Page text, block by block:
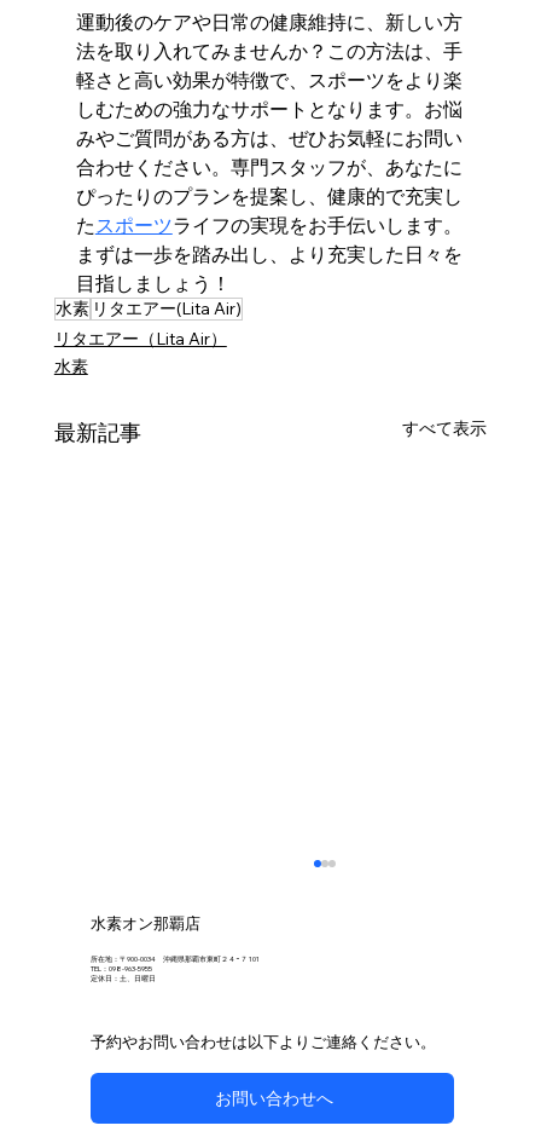
水素オン那覇店
所在地：〒900-0034 沖縄県那覇市東町２４−７ 101
TEL：098-963-5955
定休日：土、日曜日
予約やお問い合わせは以下よりご連絡ください。
お問い合わせへ
運動後のケアや日常の健康維持に、新しい方
法を取り入れてみませんか？この方法は、手
軽さと高い効果が特徴で、スポーツをより楽
しむための強力なサポートとなります。お悩
みやご質問がある方は、ぜひお気軽にお問い
合わせください。専門スタッフが、あなたに
ぴったりのプランを提案し、健康的で充実し
たスポーツライフの実現をお手伝いします。
まずは一歩を踏み出し、より充実した日々を
目指しましょう！
水素 リタエアー(Lita Air)
リタエアー（Lita Air）
水素
最新記事 すべて表示
自然な方法で副鼻腔炎のケアを目指す